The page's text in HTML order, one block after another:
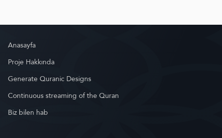
Anasayfa
Proje Hakkında
Generate Quranic Designs
Continuous streaming of the Quran
Biz bilen hab